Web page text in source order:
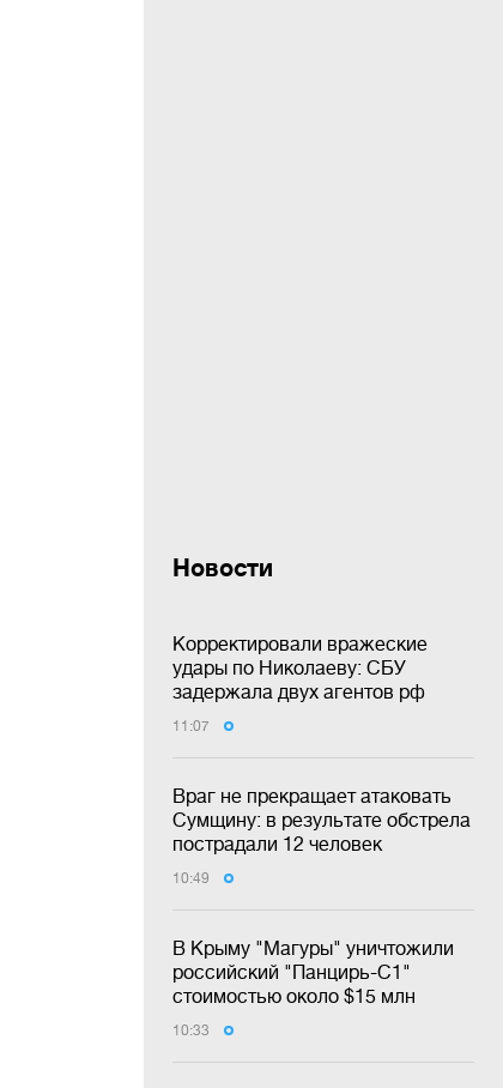
Новости
Корректировали вражеские
удары по Николаеву: СБУ
задержала двух агентов рф
11:07
Враг не прекращает атаковать
Сумщину: в результате обстрела
пострадали 12 человек
10:49
В Крыму "Магуры" уничтожили
российский "Панцирь-С1"
стоимостью около $15 млн
10:33